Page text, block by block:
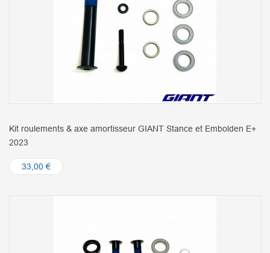
Kit roulements & axe amortisseur GIANT Stance et Embolden E+
2023
33,00 €